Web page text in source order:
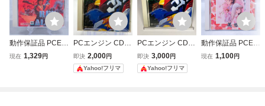
動作保証品 PCE P
Cエンジン CD-RO
現在 1,329円
PCエンジン CD-R
OM2 ガルクライ
トTDF2 DATA WE
ST PACK-IN-VIDE
即決 2,000円
Yahoo!フリマ
PCエンジン CD-R
OM2 ガルクライ
トTDF2 DATA WE
ST PACK-IN-VIDE
即決 3,000円
Yahoo!フリマ
動作保証品 PCE P
Cエンジン SUPE
現在 1,100円